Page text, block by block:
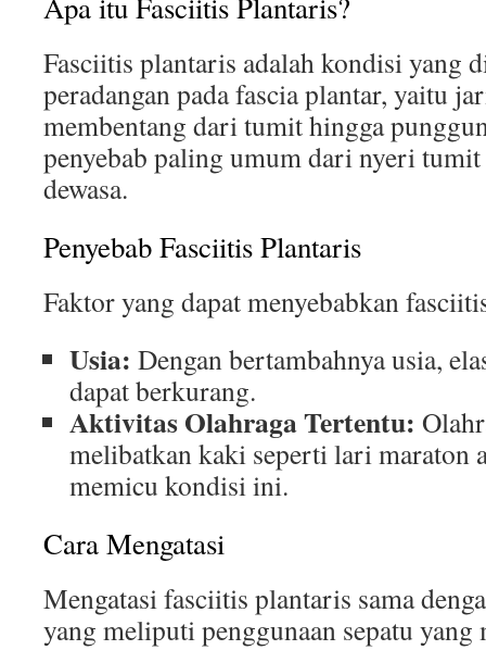
Fasciitis plantaris adalah kondisi yang
peradangan pada fascia plantar, yaitu
membentang dari tumit hingga
penyebab paling umum dari nyeri
dewasa.
Penyebab Fasciitis Plantaris
Faktor yang dapat menyebabkan
Usia: Dengan bertambahnya usia,
dapat berkurang.
Aktivitas Olahraga Tertentu:
melibatkan kaki seperti lari maraton
memicu kondisi ini.
Cara Mengatasi
Mengatasi fasciitis plantaris sama
yang meliputi penggunaan sepatu